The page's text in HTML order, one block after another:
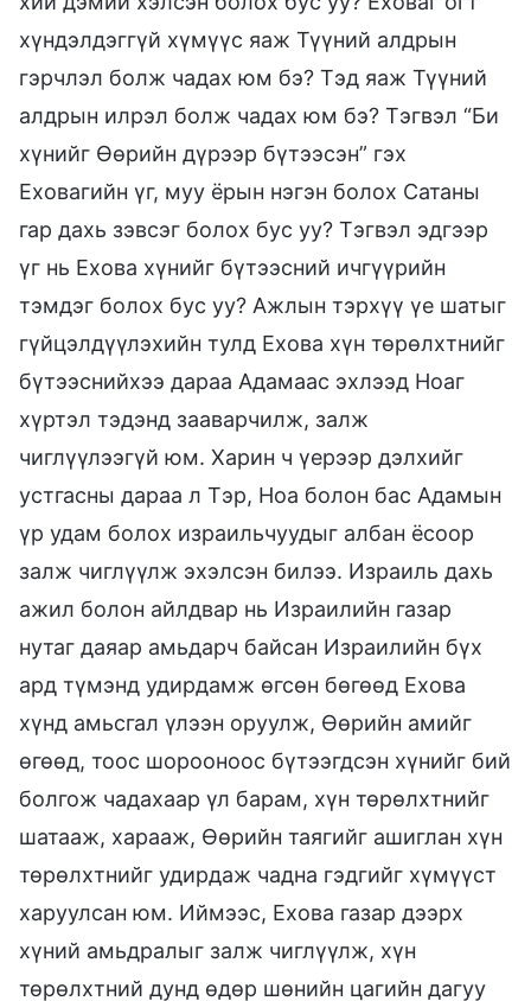
хүндэлдэггүй хүмүүс яаж Түүний алдрын
гэрчлэл болж чадах юм бэ? Тэд яаж Түүний
алдрын илрэл болж чадах юм бэ? Тэгвэл “Би
хүнийг Өөрийн дүрээр бүтээсэн” гэх
Еховагийн үг, муу ёрын нэгэн болох Сатаны
гар дахь зэвсэг болох бус уу? Тэгвэл эдгээр
үг нь Ехова хүнийг бүтээсний ичгүүрийн
тэмдэг болох бус уу? Ажлын тэрхүү үе шатыг
гүйцэлдүүлэхийн тулд Ехова хүн төрөлхтнийг
бүтээснийхээ дараа Адамаас эхлээд Ноаг
хүртэл тэдэнд зааварчилж, залж
чиглүүлээгүй юм. Харин ч үерээр дэлхийг
устгасны дараа л Тэр, Ноа болон бас Адамын
үр удам болох израильчуудыг албан ёсоор
залж чиглүүлж эхэлсэн билээ. Израиль дахь
ажил болон айлдвар нь Израилийн газар
нутаг даяар амьдарч байсан Израилийн бүх
ард түмэнд удирдамж өгсөн бөгөөд Ехова
хүнд амьсгал үлээн оруулж, Өөрийн амийг
өгөөд, тоос шорооноос бүтээгдсэн хүнийг бий
болгож чадахаар үл барам, хүн төрөлхтнийг
шатааж, харааж, Өөрийн таягийг ашиглан хүн
төрөлхтнийг удирдаж чадна гэдгийг хүмүүст
харуулсан юм. Иймээс, Ехова газар дээрх
хүний амьдралыг залж чиглүүлж, хүн
төрөлхтний дунд өдөр шөнийн цагийн дагуу